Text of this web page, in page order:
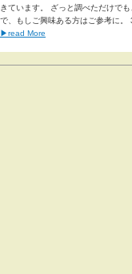
きています。 ざっと調べただけで
で、もしご興味ある方はご参考に
▶read More